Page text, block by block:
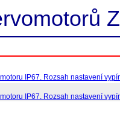
IP67. Rozsah nastavení
IP67. Rozsah nastavení